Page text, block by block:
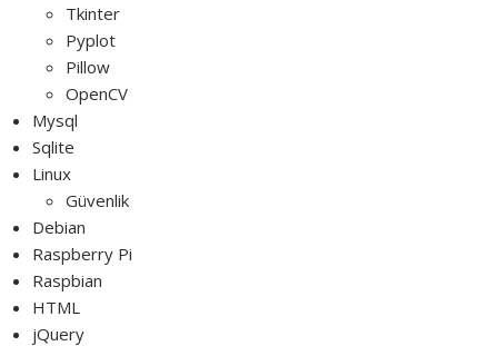
Tkinter
Pyplot
Pillow
OpenCV
Mysql
Sqlite
Linux
Güvenlik
Debian
Raspberry Pi
Raspbian
HTML
jQuery